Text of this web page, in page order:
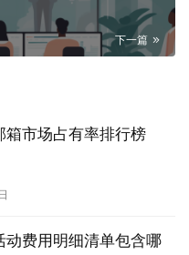
下一篇
箱市场占有率排行榜
动费用明细清单包含哪